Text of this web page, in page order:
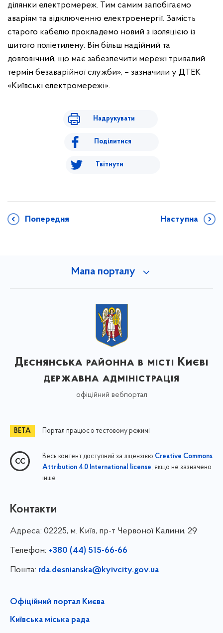
ділянки електромереж. Тим самим запобігаємо
аваріям та відключенню електроенергії. Замість
старого кабелю прокладемо новий з ізоляцією із
шитого поліетилену. Він більш надійний та
довговічний, що має забезпечити мережі тривалий
термін безаварійної служби», – зазначили у ДТЕК
«Київські електромережі».
Надрукувати
Поділитися
Твітнути
Попередня Наступна
Мапа порталу
Деснянська районна в місті Києві
державна адміністрація
офіційний вебпортал
Портал працює в тестовому режимі
Весь контент доступний за ліцензією Creative Commons
Attribution 4.0 International license, якщо не зазначено
інше
Контакти
Адреса: 02225, м. Київ, пр-т Червоної Калини, 29
Телефон: +380 (44) 515-66-66
Пошта: rda.desnianska@kyivcity.gov.ua
Офіційний портал Києва
Київська міська рада